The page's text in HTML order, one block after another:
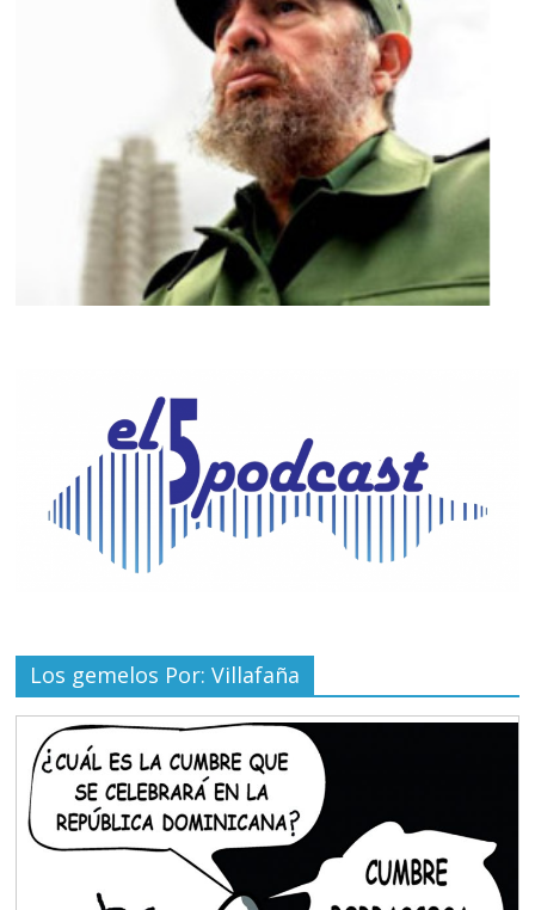
Los gemelos Por: Villafaña